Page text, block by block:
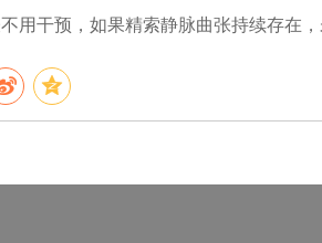
用干预，如果精索静脉曲张持续存在